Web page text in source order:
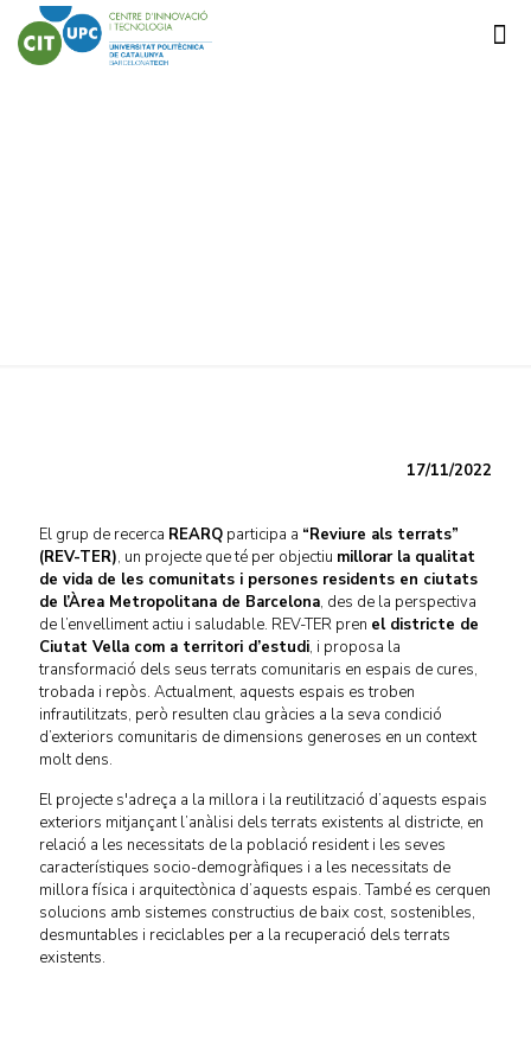
17/11/2022
El grup de recerca REARQ participa a “Reviure als terrats”
(REV-TER), un projecte que té per objectiu millorar la qualitat
de vida de les comunitats i persones residents en ciutats
de l’Àrea Metropolitana de Barcelona, des de la perspectiva
de l’envelliment actiu i saludable. REV-TER pren el districte de
Ciutat Vella com a territori d’estudi, i proposa la
transformació dels seus terrats comunitaris en espais de cures,
trobada i repòs. Actualment, aquests espais es troben
infrautilitzats, però resulten clau gràcies a la seva condició
d’exteriors comunitaris de dimensions generoses en un context
molt dens.
El projecte s'adreça a la millora i la reutilització d’aquests espais
exteriors mitjançant l’anàlisi dels terrats existents al districte, en
relació a les necessitats de la població resident i les seves
característiques socio-demogràfiques i a les necessitats de
millora física i arquitectònica d’aquests espais. També es cerquen
solucions amb sistemes constructius de baix cost, sostenibles,
desmuntables i reciclables per a la recuperació dels terrats
existents.